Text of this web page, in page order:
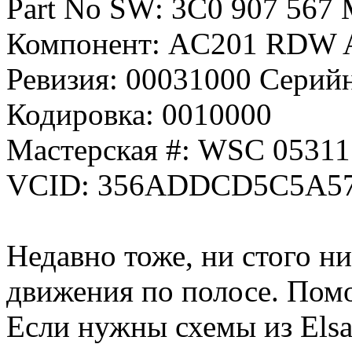
Part No SW: 3C0 907
Компонент: AC201 RDW
Ревизия: 00031000
Кодировка: 0010000
Мастерская #: WSC
VCID:
Недавно тоже, ни стого
движения по полосе.
Если нужны схемы из